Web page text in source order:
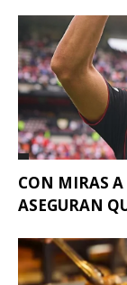
CON MIRAS
ASEGURAN